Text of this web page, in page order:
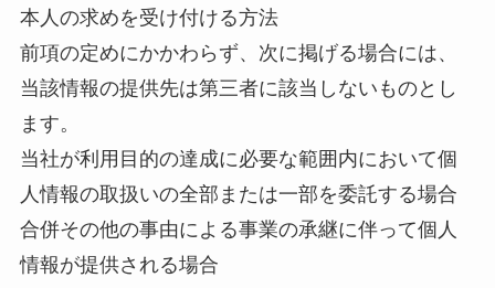
本人の求めを受け付ける方法
前項の定めにかかわらず、次に掲げる場合には、
当該情報の提供先は第三者に該当しないものとし
ます。
当社が利用目的の達成に必要な範囲内において個
人情報の取扱いの全部または一部を委託する場合
合併その他の事由による事業の承継に伴って個人
情報が提供される場合